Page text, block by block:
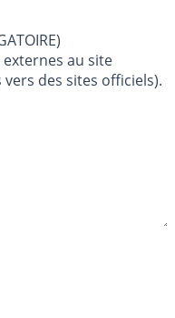
(OBLIGATOIRE)
externes au site
des sites officiels).